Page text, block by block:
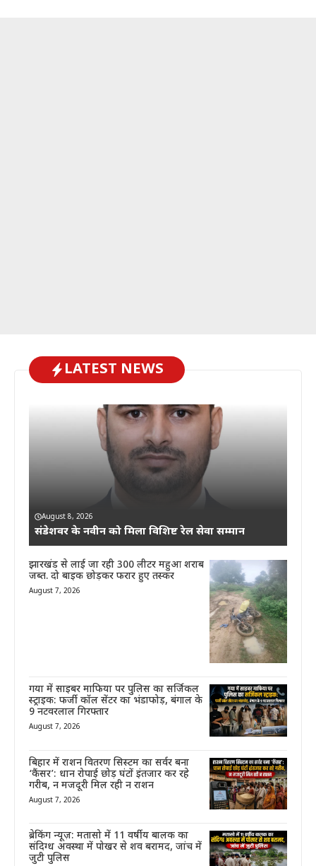
LATEST NEWS
August 8, 2026
संडेशवर के नवीन को मिला विशिष्ट रेल सेवा सम्मान
झारखंड से लाई जा रही 300 लीटर महुआ शराब
जब्त. दो बाइक छोड़कर फरार हुए तस्कर
August 7, 2026
गया में साइबर माफिया पर पुलिस का सर्जिकल
स्ट्राइक: फर्जी कॉल सेंटर का भंडाफोड़, बंगाल के
9 नटवरलाल गिरफ्तार
August 7, 2026
बिहार में राशन वितरण सिस्टम का सर्वर बना
‘कैंसर’: धान रोपाई छोड़ घंटों इंतजार कर रहे
गरीब, न मजदूरी मिल रही न राशन
August 7, 2026
ब्रेकिंग न्यूज़: मतासो में 11 वर्षीय बालक का
संदिग्ध अवस्था में पोखर से शव बरामद, जांच में
जुटी पुलिस